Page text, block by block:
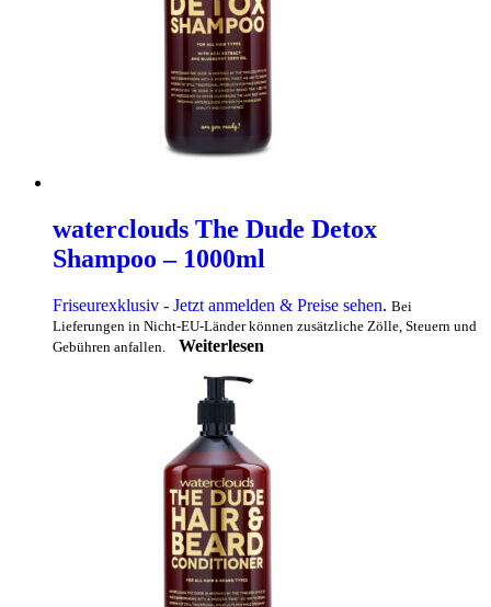
waterclouds The Dude Detox
Shampoo – 1000ml
Friseurexklusiv - Jetzt anmelden & Preise sehen. Bei
Lieferungen in Nicht-EU-Länder können zusätzliche Zölle, Steuern und
Gebühren anfallen.
Weiterlesen